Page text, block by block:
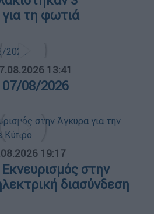
τη φωτιά
13:41
07/08/2026
19:17
στην
διασύνδεση